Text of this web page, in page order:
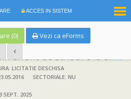
ACCES IN SISTEM
(0)
Vezi ca eForms
Achizitie atribuita prin anunt de atribuire la anunt de participare
LICITATIE DESCHISA
SECTORIALE: NU
SEPT. 2025